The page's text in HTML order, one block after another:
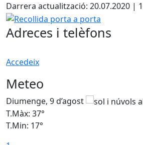
Darrera actualització: 20.07.2020 |
Recollida porta a porta
Adreces i telèfons
Accedeix
Meteo
Diumenge, 9 d’agost
T.Màx: 37°
T.Min: 17°